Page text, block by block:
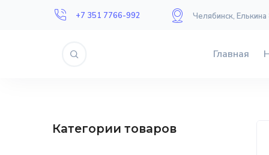
+7 351 7766-992 Челябинск, Елькина
Главная
Категории товаров